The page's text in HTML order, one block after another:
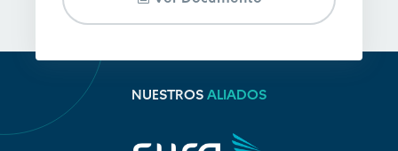
NUESTROS ALIADOS